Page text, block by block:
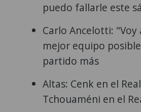
puedo fallarle este
Carlo Ancelotti: "Voy
mejor equipo
partido más
Altas: Cenk en el
Tchouaméni en el